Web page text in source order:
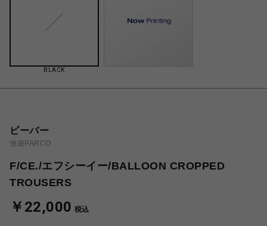
BLACK
ビーバー
池袋PARCO
F/CE./エフシーイー/BALLOON CROPPED
TROUSERS
￥22,000 税込